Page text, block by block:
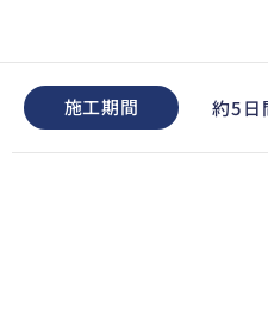
施工期間 約5日